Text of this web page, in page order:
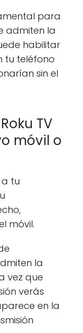
para
admiten la
habilitar
tu teléfono
sin el
TV
móvil o
tu
móvil.
la
vez que
verás
en la